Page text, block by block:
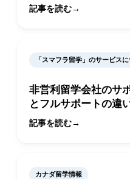
記事を読む
「スマフラ留学」のサービス
非営利留学会社のサ
とフルサポートの違
記事を読む
カナダ留学情報